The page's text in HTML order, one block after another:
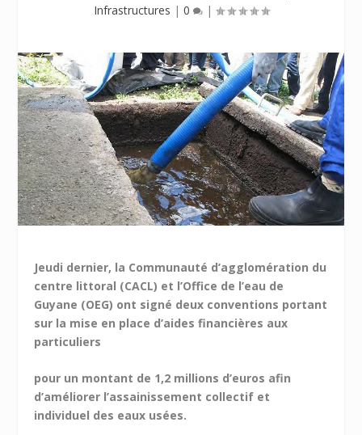
Infrastructures | 0 |
Jeudi dernier, la Communauté d’agglomération du
centre littoral (CACL) et l’Office de l’eau de
Guyane (OEG) ont signé deux conventions portant
sur la mise en place d’aides financières aux
particuliers
pour un montant de 1,2 millions d’euros afin
d’améliorer l’assainissement collectif et
individuel des eaux usées.